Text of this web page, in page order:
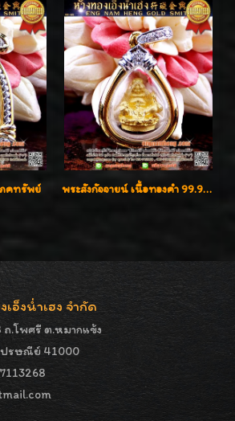
คทรัพย์ พระสังกัจจายน์ เนื้อทองคำ 99.99%
อ็งน่ำเฮง จำกัด
ถ.โพศรี ต.หมากแข้ง
ปรษณีย์ 41000